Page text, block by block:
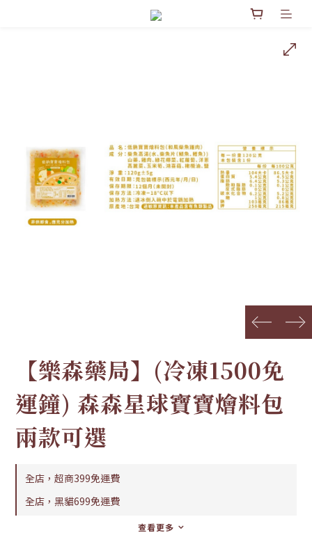
prev next
【樂森藥局】(冷凍1500免
運鐘) 森森星球寶寶燴料包
兩款可選
全店，超商399免運費
全店，黑貓699免運費
查看更多